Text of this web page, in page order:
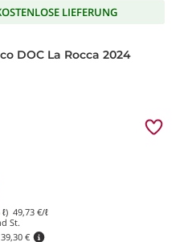
LIEFERUNG
DOC La Rocca 2024
49,73 €/ℓ
St.
39,30 €